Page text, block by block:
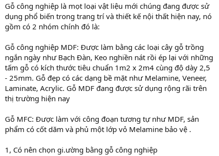
Gỗ công nghiệp là mọt loại vật liệu mới chúng đang được sử
dụng phổ biến trong trang trí và thiết kế nội thất hiện nay, nó
gồm có 2 nhóm chính đó là:
Gỗ công nghiệp MDF: Được làm bằng các loại cây gỗ trồng
ngắn ngày như Bạch Đàn, Keo nghiền nát rồi ép lại với những
tấm gỗ có kích thước tiêu chuẩn 1m2 x 2m4 cùng độ dày 2,5
- 25mm. Gỗ đẹp có các dạng bề mặt như Melamine, Veneer,
Laminate, Acrylic. Gỗ MDF đang được sử dụng rộng rãi trên
thị trường hiện nay
Gỗ MFC: Được làm với công đoạn tương tự như MDF, sản
phẩm có cốt dăm và phủ một lớp vỏ Melamine bảo vệ .
1, Có nên chọn gi.ường bằng gỗ công nghiệp